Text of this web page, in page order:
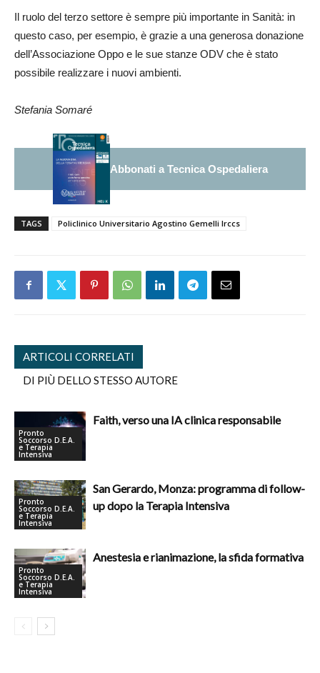
Il ruolo del terzo settore è sempre più importante in Sanità: in
questo caso, per esempio, è grazie a una generosa donazione
dell’Associazione Oppo e le sue stanze ODV che è stato
possibile realizzare i nuovi ambienti.
Stefania Somaré
Abbonati a Tecnica Ospedaliera
TAGS Policlinico Universitario Agostino Gemelli Irccs
ARTICOLI CORRELATI
DI PIÙ DELLO STESSO AUTORE
Pronto
Soccorso D.E.A.
e Terapia
Intensiva
Faith, verso una IA clinica responsabile
Pronto
Soccorso D.E.A.
e Terapia
Intensiva
San Gerardo, Monza: programma di follow-
up dopo la Terapia Intensiva
Pronto
Soccorso D.E.A.
e Terapia
Intensiva
Anestesia e rianimazione, la sfida formativa